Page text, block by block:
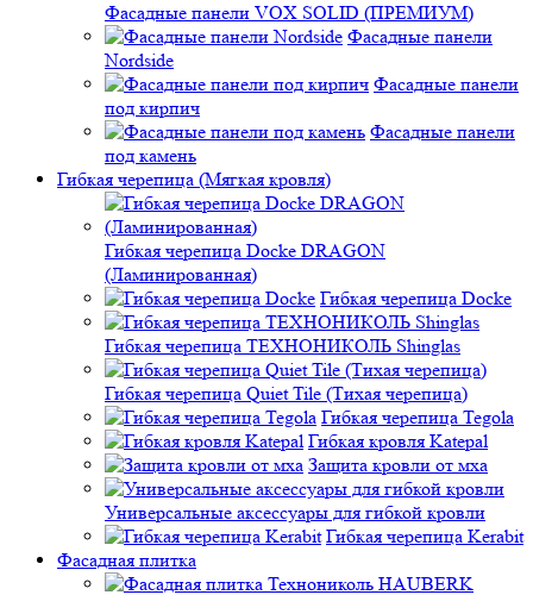
Фасадные панели VOX SOLID (ПРЕМИУМ)
Фасадные панели
Nordside
Фасадные панели
под кирпич
Фасадные панели
под камень
Гибкая черепица (Мягкая кровля)
Гибкая черепица Docke DRAGON
(Ламинированная)
Гибкая черепица Docke
Гибкая черепица ТЕХНОНИКОЛЬ Shinglas
Гибкая черепица Quiet Tile (Тихая черепица)
Гибкая черепица Tegola
Гибкая кровля Katepal
Защита кровли от мха
Универсальные аксессуары для гибкой кровли
Гибкая черепица Kerabit
Фасадная плитка